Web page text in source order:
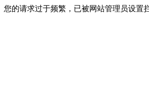
您的请求过于频繁，已被网站管理员设置